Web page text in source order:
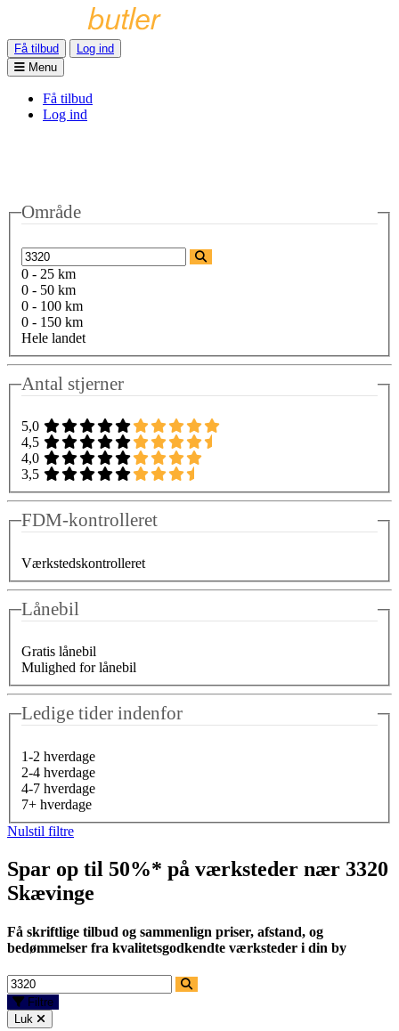
Få tilbud
Log ind
Menu
Få tilbud
Log ind
Område
0 - 25 km
0 - 50 km
0 - 100 km
0 - 150 km
Hele landet
Antal stjerner
5,0
4,5
4,0
3,5
FDM-kontrolleret
Værkstedskontrolleret
Lånebil
Gratis lånebil
Mulighed for lånebil
Ledige tider indenfor
1-2 hverdage
2-4 hverdage
4-7 hverdage
7+ hverdage
Nulstil filtre
Spar op til 50%* på værksteder nær 3320
Skævinge
Få skriftlige tilbud og sammenlign priser, afstand, og
bedømmelser fra kvalitetsgodkendte værksteder i din by
Filtre
Luk